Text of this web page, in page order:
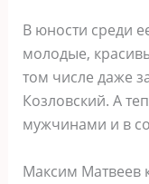
В юности среди
молодые,
том числе даже
Козловский. А
мужчинами и в
Максим Матвеев